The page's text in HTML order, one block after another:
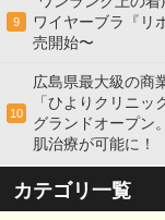
9
ワイヤーブラ『リ
売開始〜
10
広島県最大級の商
「ひよりクリニッ
グランドオープン
肌治療が可能に！
カテゴリ一覧